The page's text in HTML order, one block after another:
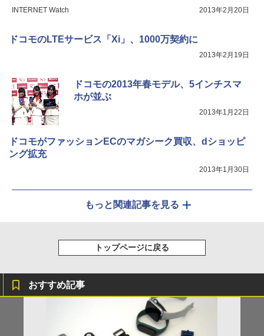
INTERNET Watch 2013年2月20日
ドコモのLTEサービス「Xi」、1000万契約に
2013年2月19日
ドコモの2013年春モデル、5インチスマ
ホが並ぶ
2013年1月22日
ドコモがファッションECのマガシーク買収、dショッピ
ング拡充
2013年1月30日
もっと関連記事を見る
トップページに戻る
おすすめ記事